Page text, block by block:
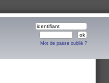
Mot de passe oublié ?